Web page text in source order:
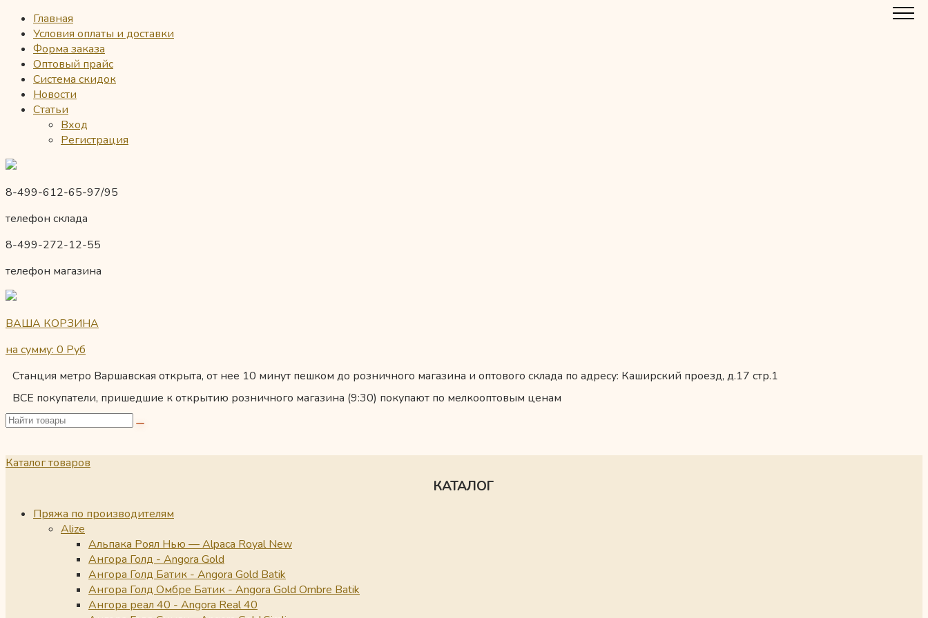
Главная
Условия оплаты и доставки
Форма заказа
Оптовый прайс
Система скидок
Новости
Статьи
Вход
Регистрация
8-499-612-65-97/95
телефон склада
8-499-272-12-55
телефон магазина
ВАША КОРЗИНА
на сумму: 0 Руб
Станция метро Варшавская открыта, от нее 10 минут пешком до розничного магазина и оптового склада по адресу: Каширский проезд, д.17 стр.1
ВСЕ покупатели, пришедшие к открытию розничного магазина (9:30) покупают по мелкооптовым ценам
Каталог товаров
КАТАЛОГ
Пряжа по производителям
Alize
Альпака Роял Нью — Alpaca Royal New
Ангора Голд - Angora Gold
Ангора Голд Батик - Angora Gold Batik
Ангора Голд Омбре Батик - Angora Gold Ombre Batik
Ангора реал 40 - Angora Real 40